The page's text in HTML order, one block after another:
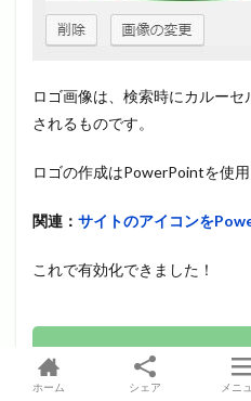
ロゴ画像は、検索時にカルー
されるものです。
ロゴの作成はPowerPointを使用
関連： サイトのアイコンを
これで有効化できました！
STEP2：広告の設定を
ホーム シェア メニ